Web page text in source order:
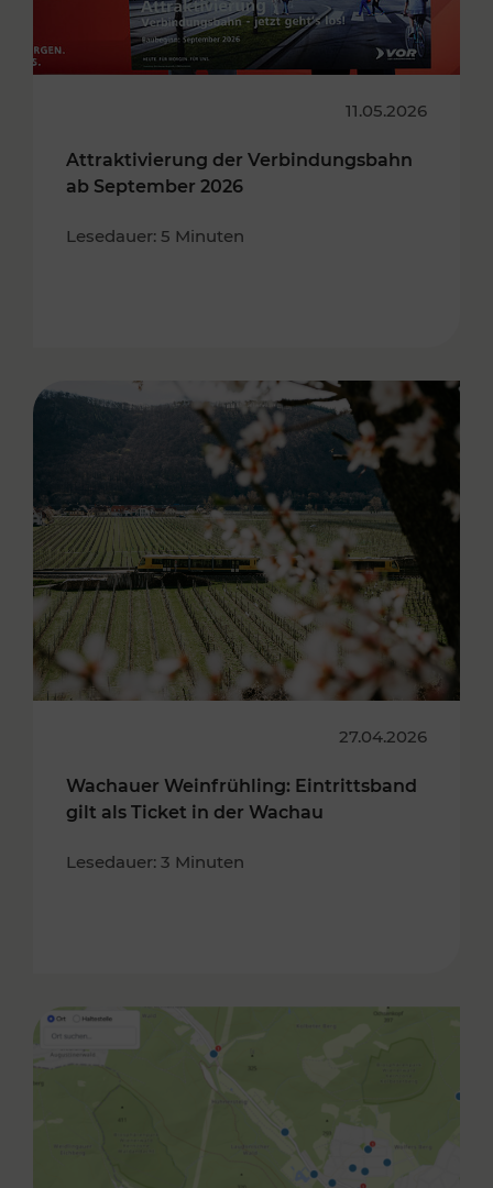
11.05.2026
Attraktivierung der Verbindungsbahn
ab September 2026
Lesedauer: 5 Minuten
27.04.2026
Wachauer Weinfrühling: Eintrittsband
gilt als Ticket in der Wachau
Lesedauer: 3 Minuten